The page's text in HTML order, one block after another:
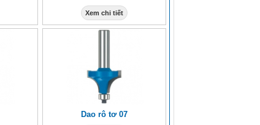
Xem chi tiết
Dao rô tơ 07